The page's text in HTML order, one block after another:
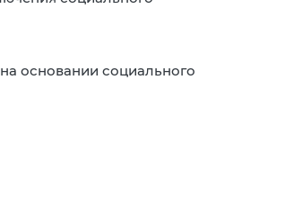
основании социального